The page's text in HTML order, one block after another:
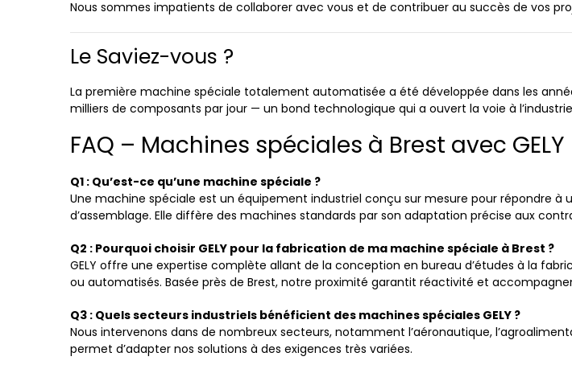
Nous sommes impatients de collaborer avec vous et de contribuer au succès de vos
Le Saviez-vous ?
La première machine spéciale totalement automatisée a été développée dans les
milliers de composants par jour — un bond technologique qui a ouvert la voie à
FAQ – Machines spéciales à Brest avec GELY
Q1 : Qu’est-ce qu’une machine spéciale ?
Une machine spéciale est un équipement industriel conçu sur mesure pour répondre
d’assemblage. Elle diffère des machines standards par son adaptation précise aux
Q2 : Pourquoi choisir GELY pour la fabrication de ma machine spéciale à Brest ?
GELY offre une expertise complète allant de la conception en bureau d’études à la
ou automatisés. Basée près de Brest, notre proximité garantit réactivité et
Q3 : Quels secteurs industriels bénéficient des machines spéciales GELY ?
Nous intervenons dans de nombreux secteurs, notamment l’aéronautique,
permet d’adapter nos solutions à des exigences très variées.